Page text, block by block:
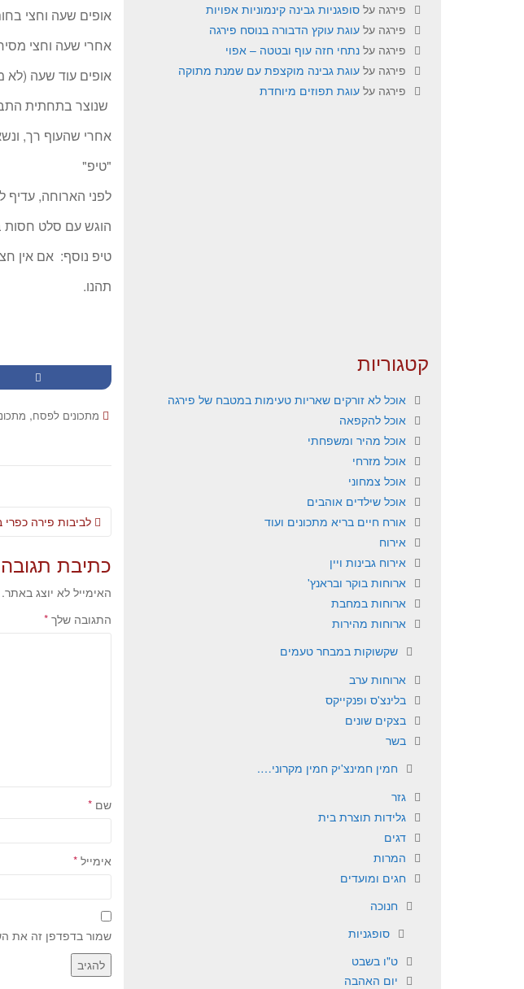
אופים שעה וחצי בחום 200 חום עליון ותחתון (לא
אחרי שעה וחצי
אופים עוד שעה (לא מכוסה) בחום 170 מעלות כשכל
שנוצר בתחתית
אחרי שהעוף רך,
"טיפ"
לפני הארוחה, עדיף
הוגש עם סלט חסות
טיפ נוסף: אם אין
תהנו.
מתכונים לפסח,
כתיבת תגובה
האימייל לא יוצג באתר.
התגובה שלך *
שם *
אימייל *
שמור בדפדפן זה את
פירגה על סופגניות גבינה קינמוניות אפויות
פירגה על עוגת עוקץ הדבורה בנוסח פירגה
פירגה על נתחי חזה עוף ובטטה – אפוי
פירגה על עוגת גבינה מוקצפת עם שמנת מתוקה
פירגה על עוגת תפוזים מיוחדת
קטגוריות
אוכל לא זורקים שאריות טעימות במטבח של פירגה
אוכל להקפאה
אוכל מהיר ומשפחתי
אוכל מזרחי
אוכל צמחוני
אוכל שילדים אוהבים
אורח חיים בריא מתכונים ועוד
אירוח
אירוח גבינות ויין
ארוחות בוקר ובראנץ'
ארוחות במחבת
ארוחות מהירות
שקשוקות במבחר טעמים
ארוחות ערב
בלינצ'ס ופנקייקס
בצקים שונים
בשר
חמין חמינצ'יק חמין מקרוני….
גזר
גלידות תוצרת בית
דגים
המרות
חגים ומועדים
חנוכה
סופגניות
ט"ו בשבט
יום האהבה